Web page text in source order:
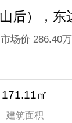
市场价 286.40万
171.11㎡
建筑面积